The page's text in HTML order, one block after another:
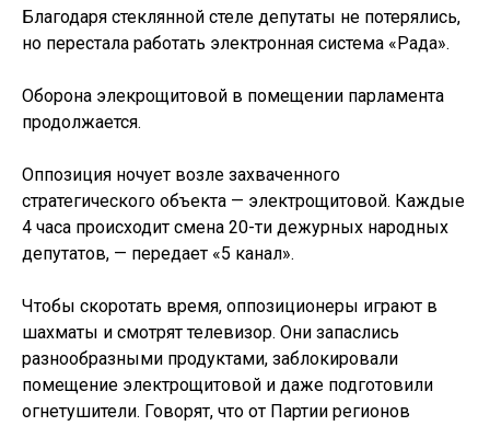
Благодаря стеклянной стеле депутаты не потерялись,
но перестала работать электронная система «Рада».
Оборона элекрощитовой в помещении парламента
продолжается.
Оппозиция ночует возле захваченного
стратегического объекта — электрощитовой. Каждые
4 часа происходит смена 20-ти дежурных народных
депутатов, — передает «5 канал».
Чтобы скоротать время, оппозиционеры играют в
шахматы и смотрят телевизор. Они запаслись
разнообразными продуктами, заблокировали
помещение электрощитовой и даже подготовили
огнетушители. Говорят, что от Партии регионов